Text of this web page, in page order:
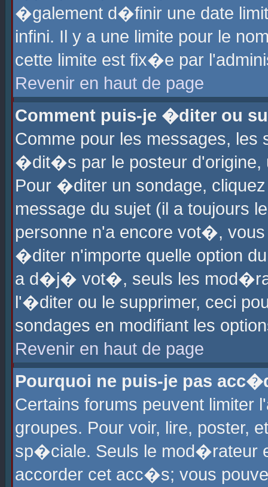
�galement d�finir une date
infini. Il y a une limite pour le
cette limite est fix�e par
Revenir en haut de page
Comment puis-je �diter ou
Comme pour les messages,
�dit�s par le posteur d'origine,
Pour �diter un sondage,
message du sujet (il a toujours
personne n'a encore vot�,
�diter n'importe quelle option
a d�j� vot�, seuls les
l'�diter ou le supprimer, ceci
sondages en modifiant les
Revenir en haut de page
Pourquoi ne puis-je pas
Certains forums peuvent
groupes. Pour voir, lire, poster,
sp�ciale. Seuls le mod�rateur
accorder cet acc�s; vous